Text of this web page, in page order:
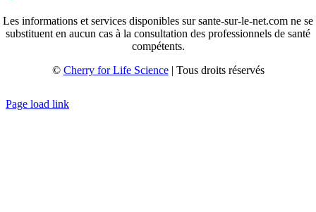
Les informations et services disponibles sur sante-sur-le-net.com ne se
substituent en aucun cas à la consultation des professionnels de santé
compétents.
© Cherry for Life Science| Tous droits réservés
Page load link